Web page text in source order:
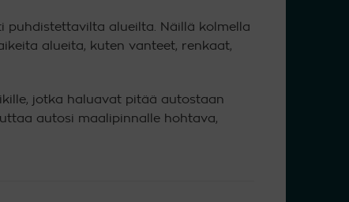
puhdistettavilta alueilta. Näillä kolmella
alueita, kuten vanteet, renkaat,
jotka haluavat pitää autostaan
autosi maalipinnalle hohtava,